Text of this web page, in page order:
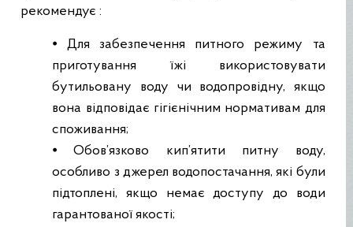
рекомендує :
⦁ Для забезпечення питного режиму та
приготування їжі використовувати
бутильовану воду чи водопровідну, якщо
вона відповідає гігієнічним нормативам для
споживання;
⦁ Обов’язково кип’ятити питну воду,
особливо з джерел водопостачання, які були
підтоплені, якщо немає доступу до води
гарантованої якості;